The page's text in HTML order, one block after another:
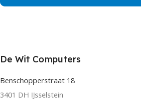
De Wit Computers
Benschopperstraat 18
3401 DH IJsselstein